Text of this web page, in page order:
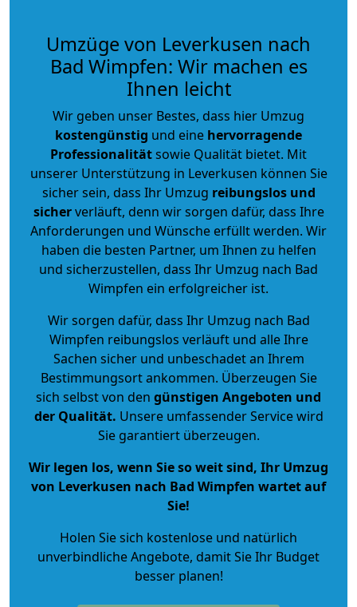
Umzüge von Leverkusen nach
Bad Wimpfen: Wir machen es
Ihnen leicht
Wir geben unser Bestes, dass hier Umzug
kostengünstig und eine hervorragende
Professionalitätsowie Qualität bietet. Mit
unserer Unterstützung in Leverkusen können Sie
sicher sein, dass Ihr Umzug reibungslos und
sicherverläuft, denn wir sorgen dafür, dass Ihre
Anforderungen und Wünsche erfüllt werden. Wir
haben die besten Partner, um Ihnen zu helfen
und sicherzustellen, dass Ihr Umzug nach Bad
Wimpfen ein erfolgreicher ist.
Wir sorgen dafür, dass Ihr Umzug nach Bad
Wimpfen reibungslos verläuft und alle Ihre
Sachen sicher und unbeschadet an Ihrem
Bestimmungsort ankommen. Überzeugen Sie
sich selbst von den günstigen Angeboten und
der Qualität. Unsere umfassender Service wird
Sie garantiert überzeugen.
Wir legen los, wenn Sie so weit sind, Ihr Umzug
von Leverkusen nach Bad Wimpfen wartet auf
Sie!
Holen Sie sich kostenlose und natürlich
unverbindliche Angebote, damit Sie Ihr Budget
besser planen!